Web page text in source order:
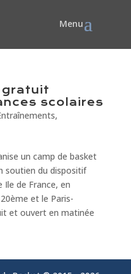
gratuit
scolaires
,
un camp de basket
soutien du dispositif
de France, en
et le Paris-
et ouvert en matinée